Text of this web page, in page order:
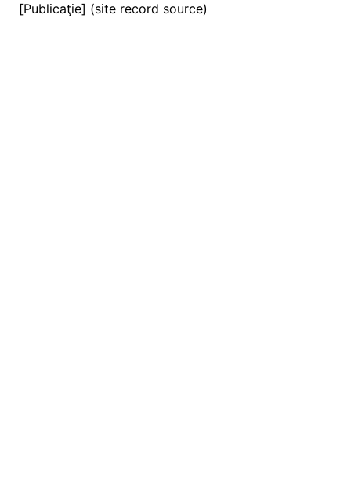
[Publicaţie] (site record source)